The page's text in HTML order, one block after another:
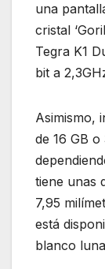
una
cristal
Tegra K1
bit a
Asimismo,
de 16 GB
tiene unas
7,95
está
blanco